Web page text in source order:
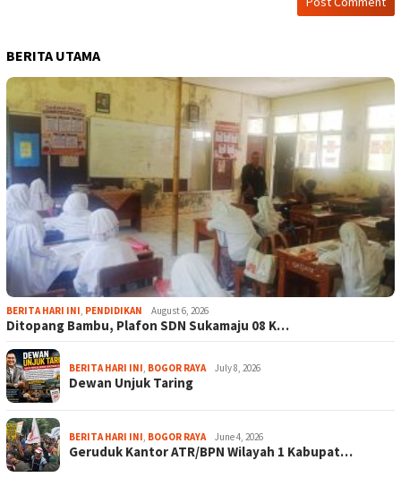
BERITA UTAMA
BERITA HARI INI, PENDIDIKAN August 6, 2026
Ditopang Bambu, Plafon SDN Sukamaju 08 K…
BERITA HARI INI, BOGOR RAYA July 8, 2026
Dewan Unjuk Taring
BERITA HARI INI, BOGOR RAYA June 4, 2026
Geruduk Kantor ATR/BPN Wilayah 1 Kabupat…